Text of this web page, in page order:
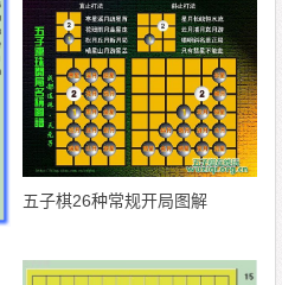
五子棋26种常规开局图解